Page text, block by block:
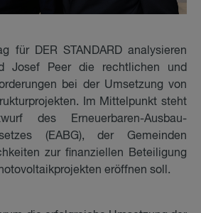
für DER STANDARD analysieren
Josef Peer die rechtlichen und
bei der Umsetzung von
Im Mittelpunkt steht
des Erneuerbaren-Ausbau-
(EABG), der Gemeinden
zur finanziellen Beteiligung
eröffnen soll.